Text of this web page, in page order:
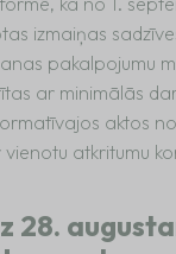
izmaiņas
pakalpojumu
ar minimālās
aktos
atkritumu
28.